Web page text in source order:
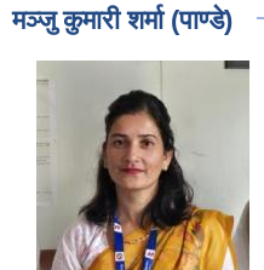
मञ्जु कुमारी शर्मा (पाण्डे)